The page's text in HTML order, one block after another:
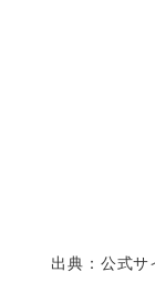
出典：公式サ